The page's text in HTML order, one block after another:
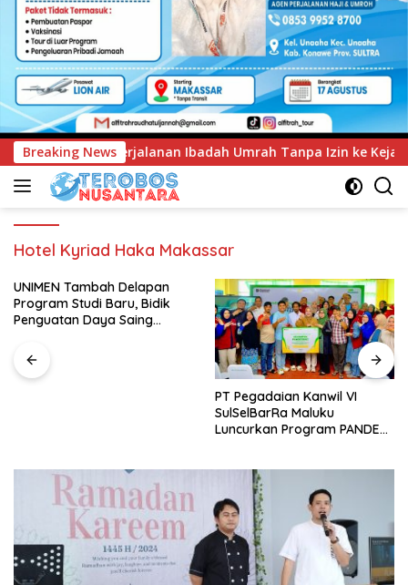
Breaking News
Umrah Tanpa Izin ke Kejaksaan UNIMEN
Hotel Kyriad Haka Makassar
UNIMEN Tambah Delapan
Program Studi Baru, Bidik
Penguatan Daya Saing
PT Pegadaian Kanwil VI
SulSelBarRa Maluku
Luncurkan Program PANDE